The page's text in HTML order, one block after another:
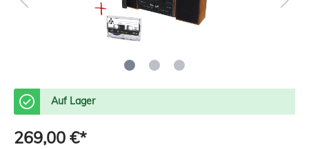
Auf Lager
269,00 €*